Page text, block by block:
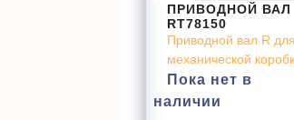
ПРИВОДНОЙ ВАЛ
RT78150
Приводной вал R для
механической
Пока нет в
наличии